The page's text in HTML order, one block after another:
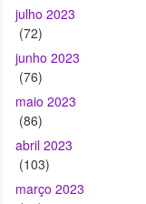
julho 2023
(72)
junho 2023
(76)
maio 2023
(86)
abril 2023
(103)
março 2023